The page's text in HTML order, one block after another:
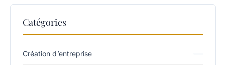
Catégories
Création d’entreprise